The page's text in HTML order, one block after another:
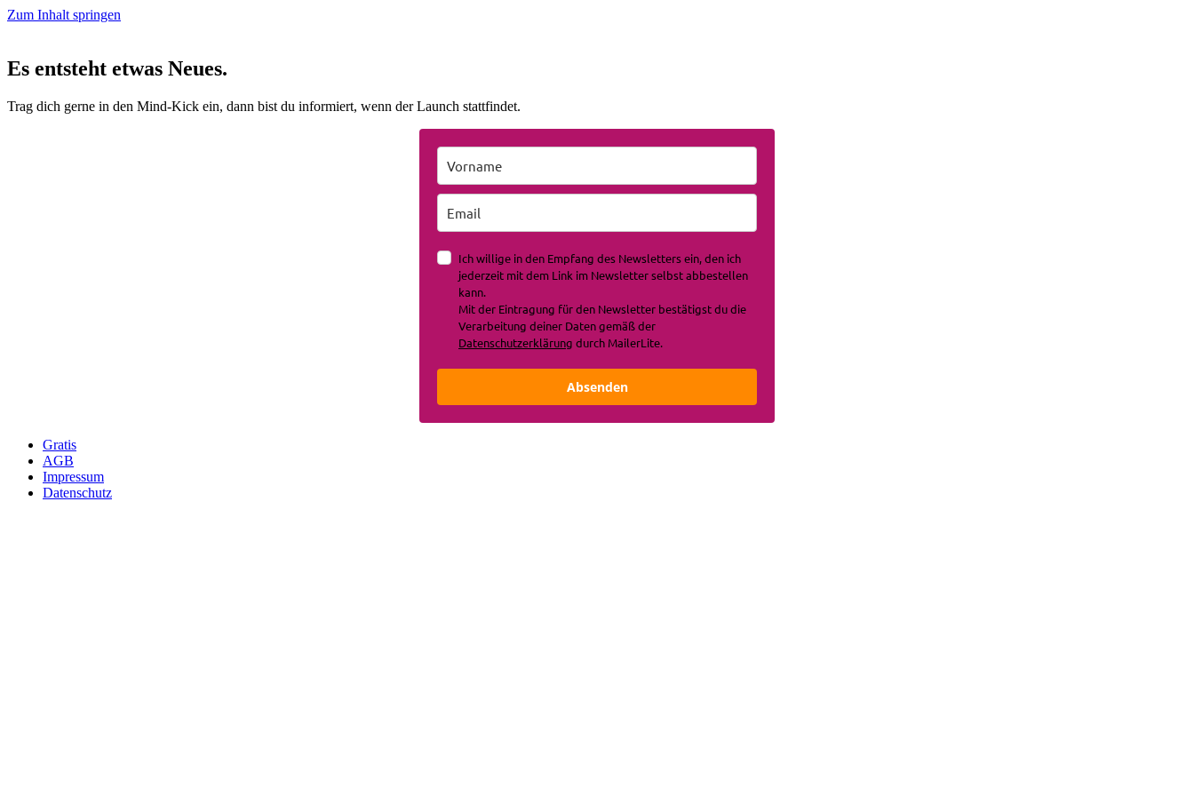
Zum Inhalt springen
Es entsteht etwas Neues.
Trag dich gerne in den Mind-Kick ein, dann bist du informiert, wenn der Launch stattfindet.
Ich willige in den Empfang des Newsletters ein, den ich
jederzeit mit dem Link im Newsletter selbst abbestellen
kann.
Mit der Eintragung für den Newsletter bestätigst du die
Verarbeitung deiner Daten gemäß der
Datenschutzerklärung durch MailerLite.
Absenden
Gratis
AGB
Impressum
Datenschutz